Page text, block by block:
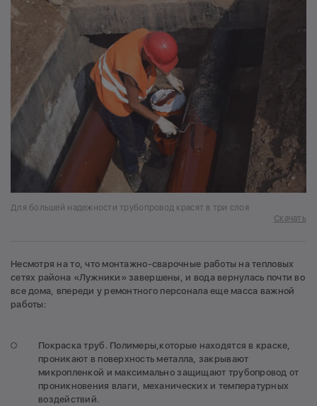
Для большей надежности трубопровод красят в три слоя
Скачать
Несмотря на то, что монтажно-сварочные работы на тепловых
сетях района «Лужники» завершены, и вода вернулась почти во
все дома, впереди у ремонтного персонала еще масса важной
работы:
Покраска труб. Полимеры,которые находятся в краске,
проникают в поверхность металла, закрывают
микропленкой и максимально защищают трубопровод от
проникновения влаги, механических и температурных
воздействий.